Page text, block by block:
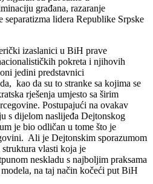
građana, razaranje
lidera Republike Srpske
izaslanici u BiH prave
pokreta i njihovih
jedini predstavnici
kao da su to stranke sa kojima se
rješenja umjesto sa širim
Postupajući na ovakav
s dijelom naslijeđa Dejtonskog
je bio odličan u tome što je
Ali je Dejtonskim sporazumom
vlasti koja je
neskladu s najboljim praksama
na taj način kočeći put BiH